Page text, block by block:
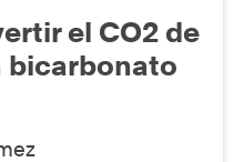
el CO2 de
bicarbonato